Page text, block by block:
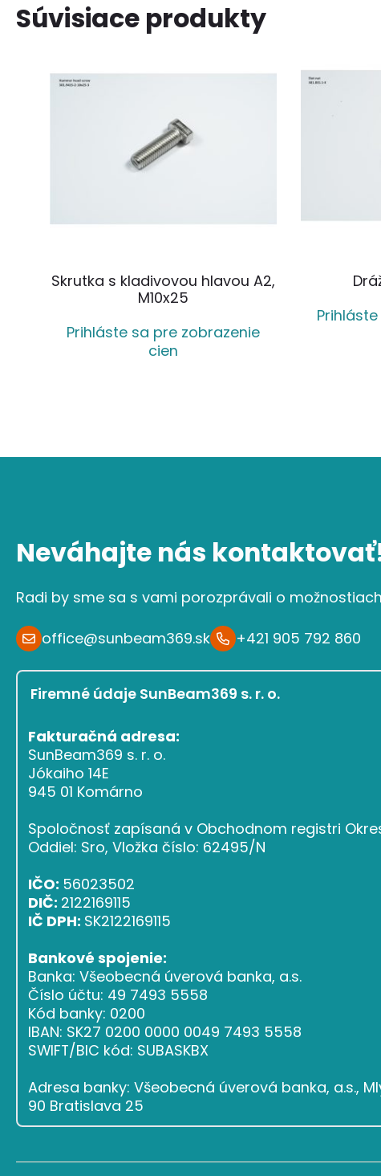
Súvisiace produkty
Skrutka s kladivovou hlavou A2,
M10x25
Prihláste sa pre zobrazenie
cien
Neváhajte nás
Radi by sme sa s vami porozprávali o
office@sunbeam369.sk +421 905 792 860
Firemné údaje SunBeam369 s. r. o.
Fakturačná adresa:
SunBeam369 s. r. o.
Jókaiho 14E
945 01 Komárno
Spoločnosť zapísaná v Obchodnom registri
Oddiel: Sro, Vložka číslo: 62495/N
IČO: 56023502
DIČ: 2122169115
IČ DPH: SK2122169115
Bankové spojenie:
Banka: Všeobecná úverová banka, a.s.
Číslo účtu: 49 7493 5558
Kód banky: 0200
IBAN: SK27 0200 0000 0049 7493 5558
SWIFT/BIC kód: SUBASKBX
Adresa banky: Všeobecná úverová banka, a.s.,
90 Bratislava 25